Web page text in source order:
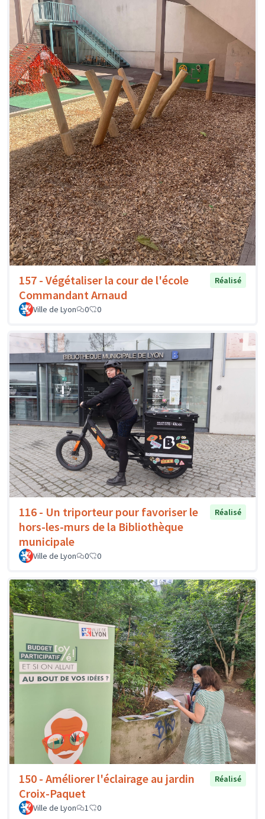
157 - Végétaliser la cour de l'école
Commandant Arnaud
Réalisé
Ville de Lyon 0 0
116 - Un triporteur pour favoriser le
hors-les-murs de la Bibliothèque
municipale
Réalisé
Ville de Lyon 0 0
150 - Améliorer l'éclairage au jardin
Croix-Paquet
Réalisé
Ville de Lyon 1 0